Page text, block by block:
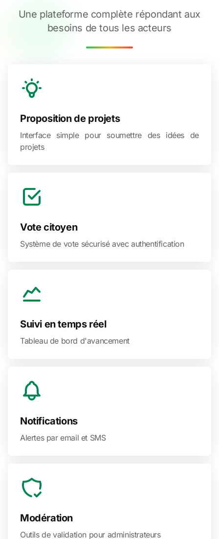
Une plateforme complète répondant aux
besoins de tous les acteurs
Proposition de projets
Interface simple pour soumettre des idées de
projets
Vote citoyen
Système de vote sécurisé avec authentification
Suivi en temps réel
Tableau de bord d'avancement
Notifications
Alertes par email et SMS
Modération
Outils de validation pour administrateurs